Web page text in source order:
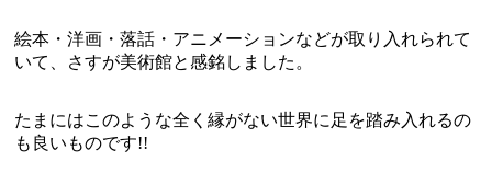
絵本・洋画・落話・アニメーションなどが取り入れられて
いて、さすが美術館と感銘しました。
たまにはこのような全く縁がない世界に足を踏み入れるの
も良いものです!!